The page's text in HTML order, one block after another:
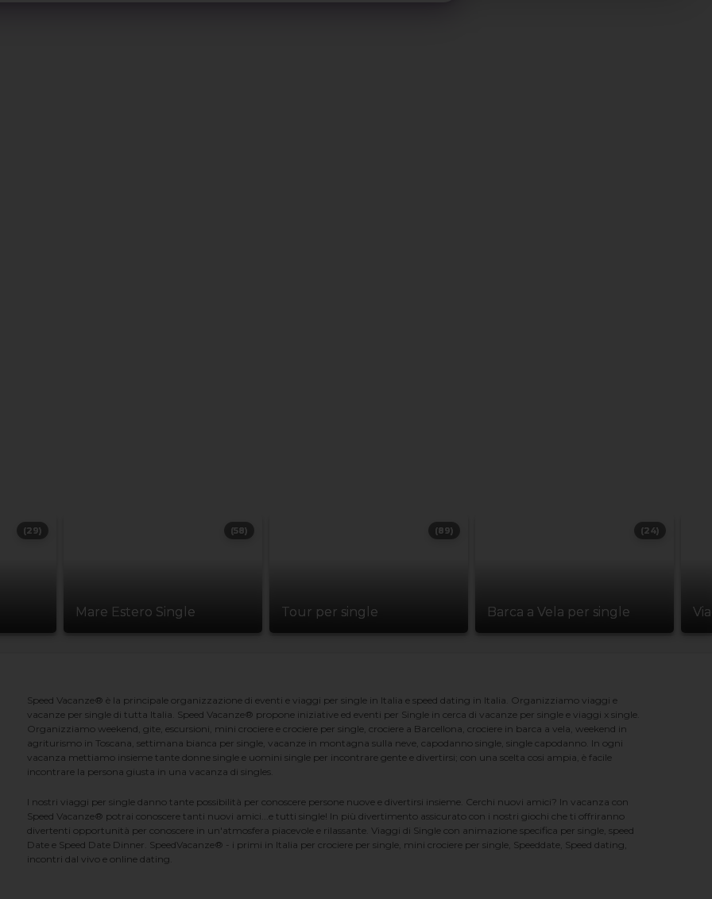
(29)
Mare Estero Single
(58)
Tour per single
(89)
Barca a Vela per single
(24)
Speed Vacanze® è la principale organizzazione di eventi e viaggi per single in Italia e speed dating in Italia. Organizziamo viaggi e
vacanze per single di tutta Italia. Speed Vacanze® propone iniziative ed eventi per Single in cerca di vacanze per single e viaggi x single.
Organizziamo weekend, gite, escursioni, mini crociere e crociere per single, crociere a Barcellona, crociere in barca a vela, weekend in
agriturismo in Toscana, settimana bianca per single, vacanze in montagna sulla neve, capodanno single, single capodanno. In ogni
vacanza mettiamo insieme tante donne single e uomini single per incontrare gente e divertirsi; con una scelta cosi ampia, è facile
incontrare la persona giusta in una vacanza di singles.
I nostri viaggi per single danno tante possibilità per conoscere persone nuove e divertirsi insieme. Cerchi nuovi amici? In vacanza con
Speed Vacanze® potrai conoscere tanti nuovi amici...e tutti single! In più divertimento assicurato con i nostri giochi che ti offriranno
divertenti opportunità per conoscere in un'atmosfera piacevole e rilassante. Viaggi di Single con animazione specifica per single, speed
Date e Speed Date Dinner. SpeedVacanze® - i primi in Italia per crociere per single, mini crociere per single, Speeddate, Speed dating,
incontri dal vivo e online dating.